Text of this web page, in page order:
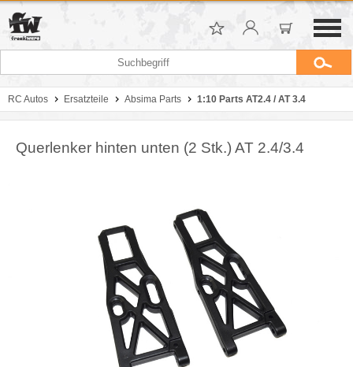
RC Autos Ersatzteile Absima Parts 1:10 Parts AT2.4 / AT 3.4
Querlenker hinten unten (2 Stk.) AT 2.4/3.4